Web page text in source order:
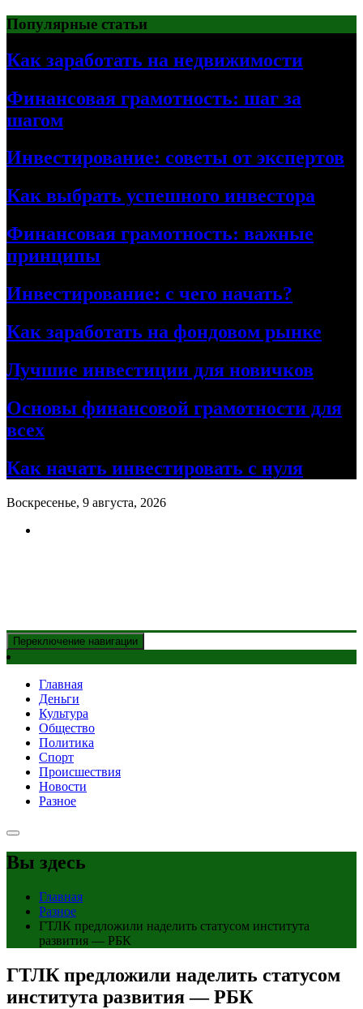
Перейти
к
содержимому
Популярные статьи
Как заработать на недвижимости
Финансовая грамотность: шаг за
шагом
Инвестирование: советы от экспертов
Как выбрать успешного инвестора
Финансовая грамотность: важные
принципы
Инвестирование: с чего начать?
Как заработать на фондовом рынке
Лучшие инвестиции для новичков
Основы финансовой грамотности для
всех
Как начать инвестировать с нуля
Воскресенье, 9 августа, 2026
Переключение навигации
Главная
Деньги
Культура
Общество
Политика
Спорт
Происшествия
Новости
Разное
Вы здесь
Главная
Разное
ГТЛК предложили наделить статусом института
развития — РБК
ГТЛК предложили наделить статусом
института развития — РБК